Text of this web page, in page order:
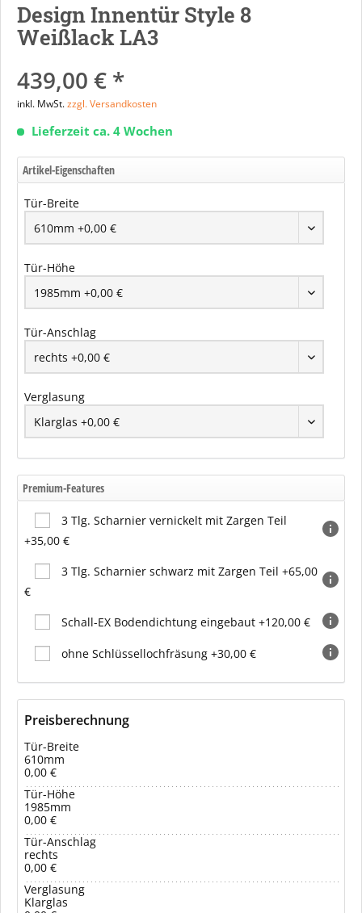
Design Innentür Style 8
Weißlack LA3
439,00 € *
inkl. MwSt.zzgl. Versandkosten
Lieferzeit ca. 4 Wochen
Artikel-Eigenschaften
Tür-Breite
Tür-Höhe
Tür-Anschlag
Verglasung
Premium-Features
3 Tlg. Scharnier vernickelt mit Zargen Teil
+35,00 €
3 Tlg. Scharnier schwarz mit Zargen Teil +65,00
€
Schall-EX Bodendichtung eingebaut +120,00 €
ohne Schlüssellochfräsung +30,00 €
Preisberechnung
Tür-Breite
610mm
0,00 €
Tür-Höhe
1985mm
0,00 €
Tür-Anschlag
rechts
0,00 €
Verglasung
Klarglas